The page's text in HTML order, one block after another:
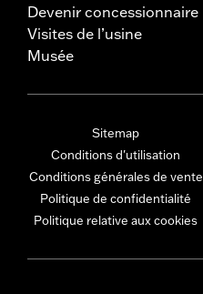
Devenir concessionnaire
Visites de l’usine
Musée
Sitemap
Conditions d'utilisation
Conditions générales de vente
Politique de confidentialité
Politique relative aux cookies